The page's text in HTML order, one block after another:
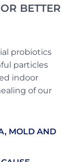
BETTER
probiotics
particles
indoor
of our
MOLD AND